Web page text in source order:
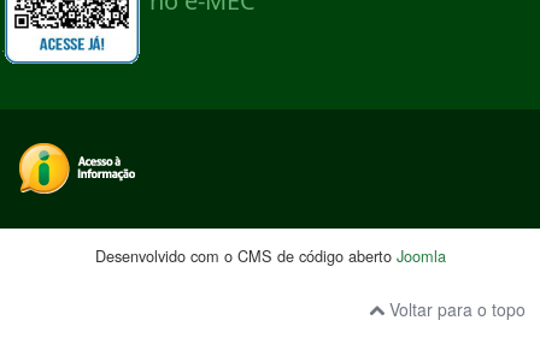
Desenvolvido com o CMS de código aberto Joomla
Voltar para o topo